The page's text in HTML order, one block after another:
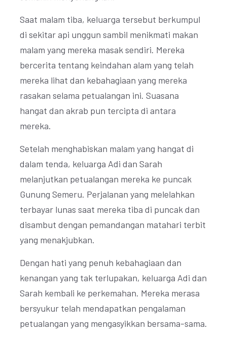
Saat malam tiba, keluarga tersebut berkumpul
di sekitar api unggun sambil menikmati makan
malam yang mereka masak sendiri. Mereka
bercerita tentang keindahan alam yang telah
mereka lihat dan kebahagiaan yang mereka
rasakan selama petualangan ini. Suasana
hangat dan akrab pun tercipta di antara
mereka.
Setelah menghabiskan malam yang hangat di
dalam tenda, keluarga Adi dan Sarah
melanjutkan petualangan mereka ke puncak
Gunung Semeru. Perjalanan yang melelahkan
terbayar lunas saat mereka tiba di puncak dan
disambut dengan pemandangan matahari terbit
yang menakjubkan.
Dengan hati yang penuh kebahagiaan dan
kenangan yang tak terlupakan, keluarga Adi dan
Sarah kembali ke perkemahan. Mereka merasa
bersyukur telah mendapatkan pengalaman
petualangan yang mengasyikkan bersama-sama.